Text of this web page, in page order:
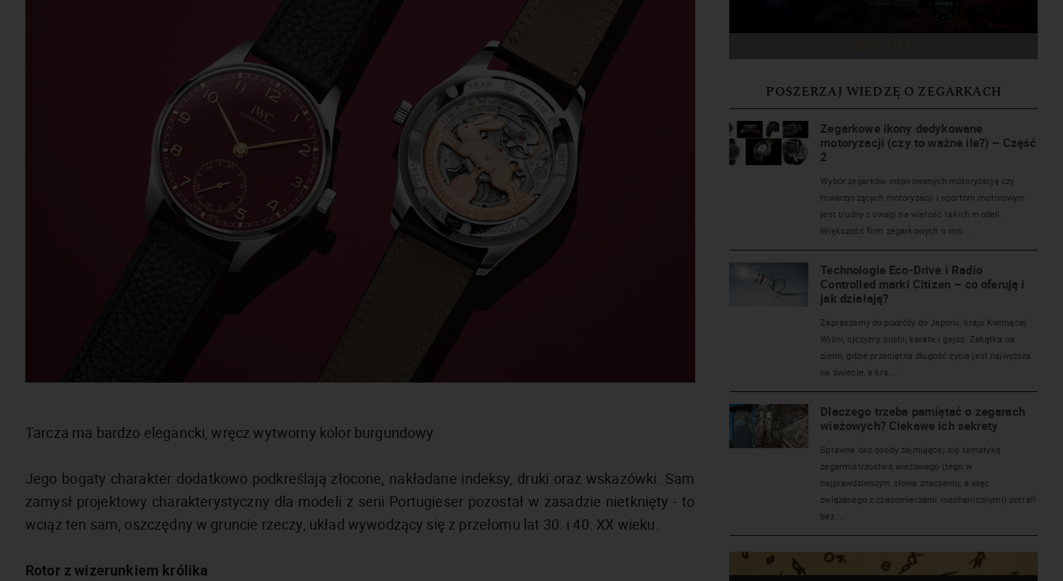
Tarcza ma bardzo elegancki, wręcz wytworny kolor burgundowy.
Jego bogaty charakter dodatkowo podkreślają złocone, nakładane indeksy, druki oraz wskazówki. Sam
zamysł projektowy charakterystyczny dla modeli z serii Portugieser pozostał w zasadzie nietknięty - to
wciąż ten sam, oszczędny w gruncie rzeczy, układ wywodzący się z przełomu lat 30. i 40. XX wieku.
Rotor z wizerunkiem królika
POSZERZAJ WIEDZĘ O ZEGARKACH
Zegarkowe ikony dedykowane
motoryzacji (czy to ważne ile?) – Część
2
Wybór zegarków inspirowanych motoryzacją czy
towarzyszących motoryzacji i sportom motorowym
jest trudny z uwagi na wielość takich modeli.
Większość firm zegarkowych o mni ...
Technologie Eco-Drive i Radio
Controlled marki Citizen – co oferują i
jak działają?
Zapraszamy do podróży do Japonii, kraju Kwitnącej
Wiśni, ojczyzny sushi, karate i gejsz. Zakątka na
ziemi, gdzie przeciętna długość życia jest najwyższa
na świecie, a kra ...
Dlaczego trzeba pamiętać o zegarach
wieżowych? Ciekawe ich sekrety
Sprawne oko osoby zajmującej się tematyką
zegarmistrzostwa wieżowego (tego w
najprawdziwszym słowa znaczeniu, a więc
związanego z czasomierzami mechanicznymi) potrafi
bez ...